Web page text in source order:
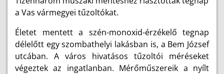
a Vas vármegyei tűzoltókat.
Életet mentett a szén-monoxid-érzékelő tegnap
délelőtt egy szombathelyi lakásban is, a Bem József
utcában. A város hivatásos tűzoltói méréseket
végeztek az ingatlanban. Mérőműszereik a nyílt